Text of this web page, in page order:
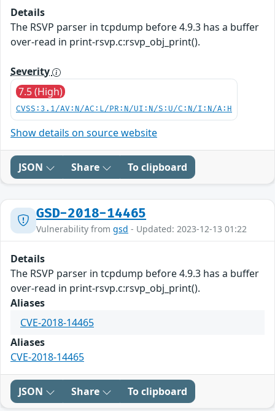
Details
The RSVP parser in tcpdump before 4.9.3 has a buffer
over-read in print-rsvp.c:rsvp_obj_print().
Severity
7.5 (High)
CVSS:3.1/AV:N/AC:L/PR:N/UI:N/S:U/C:N/I:N/A:H
Show details on source website
JSON Share To clipboard
GSD-2018-14465
Vulnerability from gsd - Updated: 2023-12-13 01:22
Details
The RSVP parser in tcpdump before 4.9.3 has a buffer
over-read in print-rsvp.c:rsvp_obj_print().
Aliases
CVE-2018-14465
Aliases
CVE-2018-14465
JSON Share To clipboard